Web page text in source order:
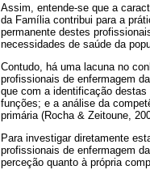
Assim, entende-se que a
da Família contribui para a
permanente destes
necessidades de saúde da
Contudo, há uma lacuna no
profissionais de enfermagem
que com a identificação
funções; e a análise da
primária (Rocha & Zeitoune,
Para investigar diretamente
profissionais de enfermagem
perceção quanto à própria